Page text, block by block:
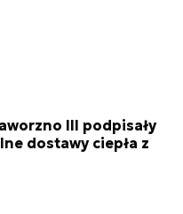
III podpisały
dostawy ciepła z